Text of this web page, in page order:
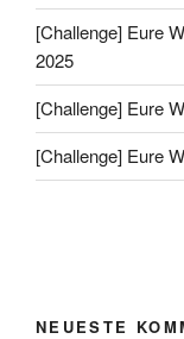
[Challenge] Eure
2025
[Challenge] Eure
[Challenge] Eure
NEUESTE